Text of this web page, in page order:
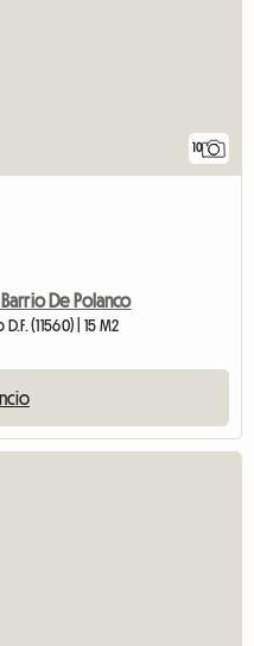
10
Barrio De Polanco
(11560) | 15 M2